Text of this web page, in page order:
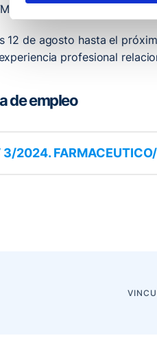
y las directrices de la
12 de agosto hasta el
profesional
de empleo
3/2024.